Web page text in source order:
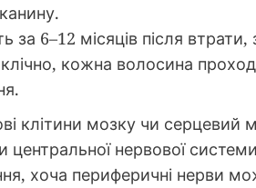
за 6–12 місяців після
кожна волосина
клітини мозку чи
нервової
хоча периферичні нерви